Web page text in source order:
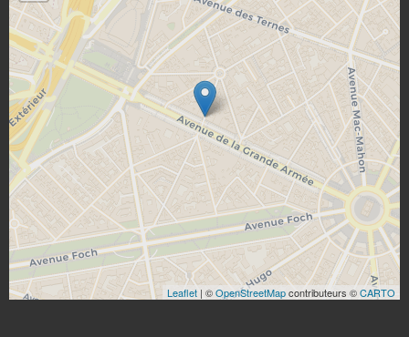
Leaflet | ©OpenStreetMapcontributeurs ©CARTO